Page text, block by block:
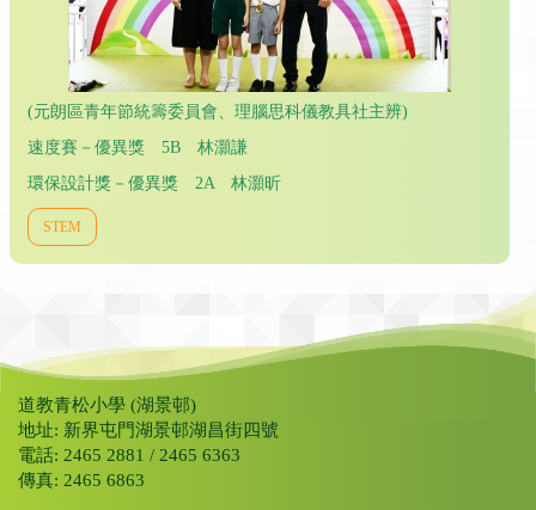
(元朗區青年節統籌委員會、理腦思科儀教具社主辨)
速度賽－優異獎 5B 林灝謙
環保設計獎－優異獎 2A 林灝昕
STEM
道教青松小學 (湖景邨)
地址: 新界屯門湖景邨湖昌街四號
電話: 2465 2881 / 2465 6363
傳真: 2465 6863